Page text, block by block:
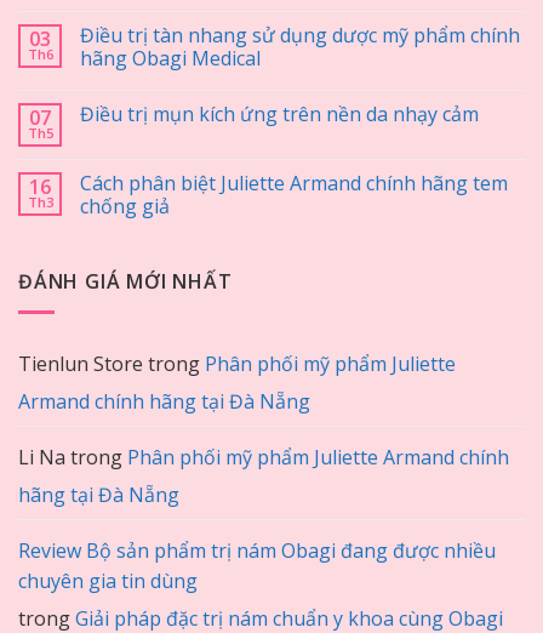
03
Th6
Điều trị tàn nhang sử dụng dược mỹ phẩm chính
hãng Obagi Medical
07
Th5
Điều trị mụn kích ứng trên nền da nhạy cảm
16
Th3
Cách phân biệt Juliette Armand chính hãng tem
chống giả
ĐÁNH GIÁ MỚI NHẤT
Tienlun Store trong Phân phối mỹ phẩm Juliette
Armand chính hãng tại Đà Nẵng
Li Na trong Phân phối mỹ phẩm Juliette Armand chính
hãng tại Đà Nẵng
Review Bộ sản phẩm trị nám Obagi đang được nhiều
chuyên gia tin dùng
trongGiải pháp đặc trị nám chuẩn y khoa cùng Obagi